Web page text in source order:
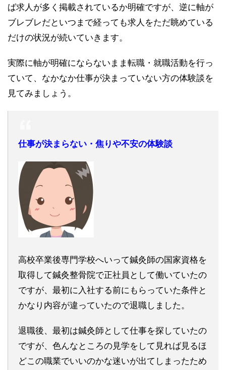
ば求人が多く掲載されているか明確ですが、逆に軸が
ブレブレだといつまで経っても求人をただ眺めている
だけの状況が続いていきます。
実際に軸が明確にならないまま転職・就職活動を行っ
ていて、なかなか仕事が決まっていない方の体験談を
見てみましょう。
仕事が決まらない・焦りや不安の体験談
高校卒業後専門学校へいって鍼灸師の国家資格を
取得して鍼灸整骨院で正社員として働いていたの
ですが、最初に入社する前にもらっていた条件と
かなり内容が違っていたので退職しました。
退職後、最初は鍼灸師として仕事を探していたの
ですが、色んなところの見学をして見れば見るほ
どこの職業でいいのかな迷いが出てしまったため